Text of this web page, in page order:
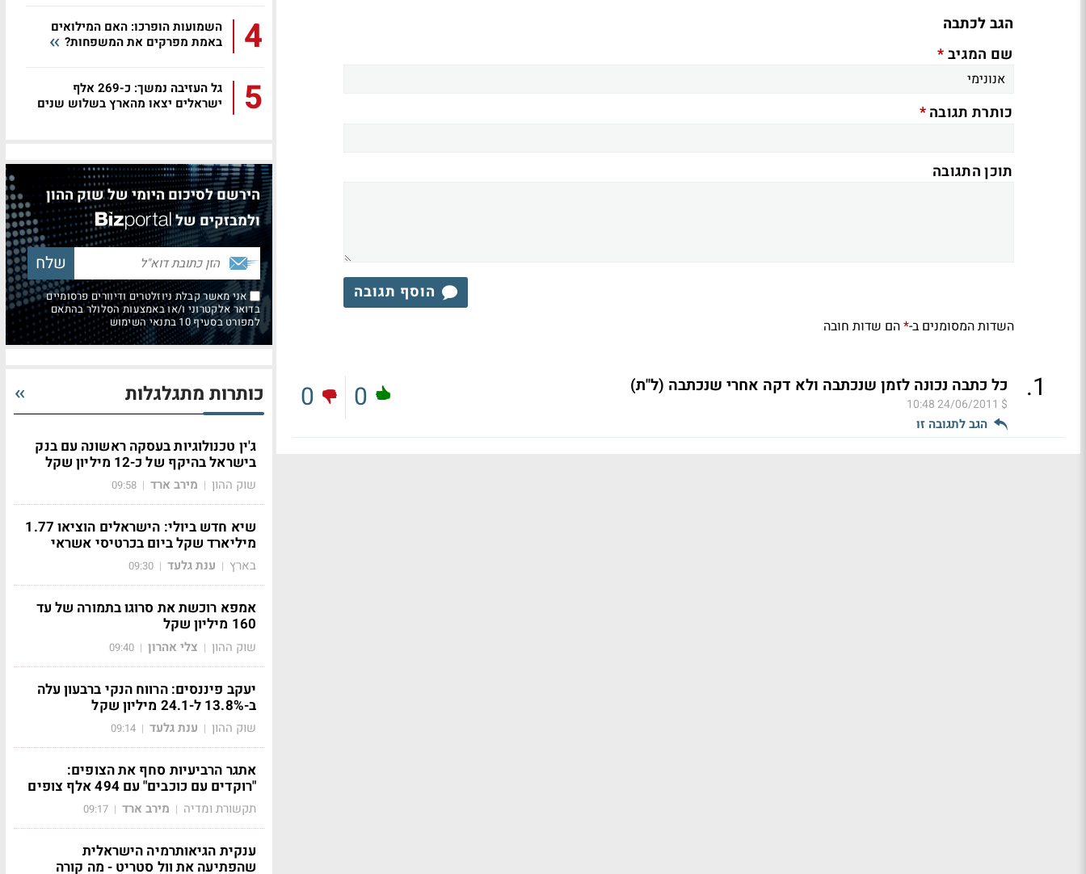
הגב לכתבה
שם המגיב*
כותרת תגובה*
תוכן התגובה
הוסף תגובה
השדות המסומנים ב-*הם שדות חובה
1
. כל כתבה נכונה לזמן שנכתבה ולא דקה אחרי שנכתבה (ל"ת)
$
24/06/2011 10:48
הגב לתגובה זו
0
0
4
השמועות הופרכו: האם המילואים
באמת מפרקים את המשפחות?
5
גל העזיבה נמשך: כ-269 אלף
ישראלים יצאו מהארץ בשלוש שנים
הירשם לסיכום היומי של שוק ההון
ולמבזקים של
אני מאשר קבלת ניוזלטרים ודיוורים פרסומיים
בדואר אלקטרוני ו/או באמצעות הסלולר בהתאם
למפורט בסעיף 10 בתנאי השימוש
כותרות מתגלגלות
ג'ין טכנולוגיות בעסקה ראשונה עם בנק
בישראל בהיקף של כ-12 מיליון שקל
שוק ההון | מירב ארד |
09:58
שיא חדש ביולי: הישראלים הוציאו 1.77
מיליארד שקל ביום בכרטיסי אשראי
בארץ | ענת גלעד |
09:30
אמפא רוכשת את סרוגו בתמורה של עד
160 מיליון שקל
שוק ההון | צלי אהרון |
09:40
יעקב פיננסים: הרווח הנקי ברבעון עלה
ב-13.8% ל-24.1 מיליון שקל
שוק ההון | ענת גלעד |
09:14
אתגר הרביעיות סחף את הצופים:
"רוקדים עם כוכבים" עם 494 אלף צופים
תקשורת ומדיה | מירב ארד |
09:17
ענקית הגיאותרמיה הישראלית
שהפתיעה את וול סטריט - מה קורה